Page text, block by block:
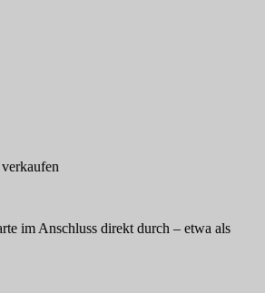
im Anschluss direkt durch – etwa als